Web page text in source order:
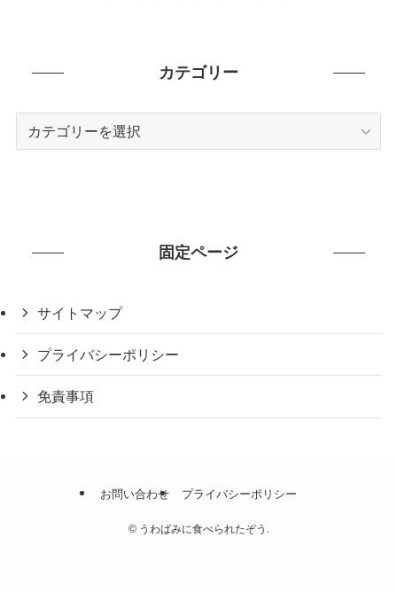
カテゴリー
固定ページ
サイトマップ
プライバシーポリシー
免責事項
お問い合わせ プライバシーポリシー
©うわばみに食べられたぞう.